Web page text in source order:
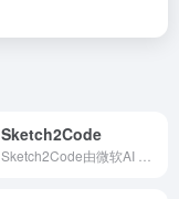
Sketch2Code